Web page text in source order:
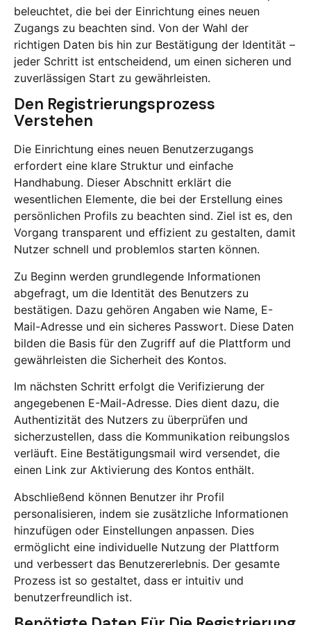
beleuchtet, die bei der Einrichtung eines neuen
Zugangs zu beachten sind. Von der Wahl der
richtigen Daten bis hin zur Bestätigung der Identität –
jeder Schritt ist entscheidend, um einen sicheren und
zuverlässigen Start zu gewährleisten.
Den Registrierungsprozess
Verstehen
Die Einrichtung eines neuen Benutzerzugangs
erfordert eine klare Struktur und einfache
Handhabung. Dieser Abschnitt erklärt die
wesentlichen Elemente, die bei der Erstellung eines
persönlichen Profils zu beachten sind. Ziel ist es, den
Vorgang transparent und effizient zu gestalten, damit
Nutzer schnell und problemlos starten können.
Zu Beginn werden grundlegende Informationen
abgefragt, um die Identität des Benutzers zu
bestätigen. Dazu gehören Angaben wie Name, E-
Mail-Adresse und ein sicheres Passwort. Diese Daten
bilden die Basis für den Zugriff auf die Plattform und
gewährleisten die Sicherheit des Kontos.
Im nächsten Schritt erfolgt die Verifizierung der
angegebenen E-Mail-Adresse. Dies dient dazu, die
Authentizität des Nutzers zu überprüfen und
sicherzustellen, dass die Kommunikation reibungslos
verläuft. Eine Bestätigungsmail wird versendet, die
einen Link zur Aktivierung des Kontos enthält.
Abschließend können Benutzer ihr Profil
personalisieren, indem sie zusätzliche Informationen
hinzufügen oder Einstellungen anpassen. Dies
ermöglicht eine individuelle Nutzung der Plattform
und verbessert das Benutzererlebnis. Der gesamte
Prozess ist so gestaltet, dass er intuitiv und
benutzerfreundlich ist.